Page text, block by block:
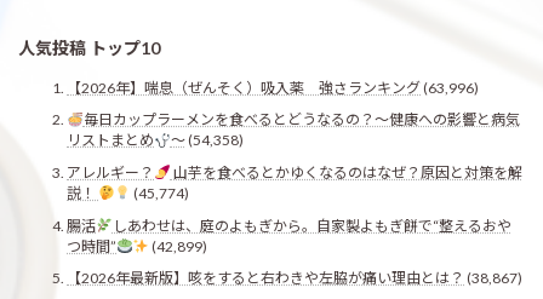
人気投稿 トップ10
【2026年】喘息（ぜんそく）吸入薬 強さランキング(63,996)
毎日カップラーメンを食べるとどうなるの？〜健康への影響と病気
リストまとめ
〜(54,358)
アレルギー？
山芋を食べるとかゆくなるのはなぜ？原因と対策を解
説！
(45,774)
腸活
しあわせは、庭のよもぎから。自家製よもぎ餅で“整えるおや
つ時間”
(42,899)
【2026年最新版】咳をすると右わきや左脇が痛い理由とは？ (38,867)